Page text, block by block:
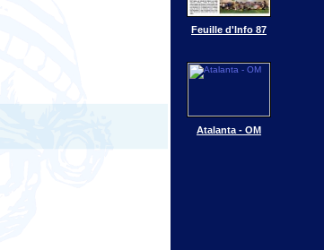
Feuille d'Info 87
Atalanta - OM